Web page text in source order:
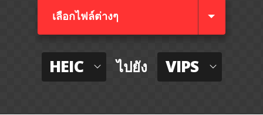
เลือกไฟล์ต่างๆ​
HEIC ไปยัง VIPS